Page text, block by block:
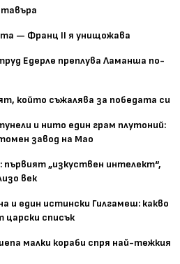
— Франц II я унищожава
Едерле преплува Ламанша по-
който съжалява за победата си
и нито един грам плутоний:
завод на Мао
„изкуствен интелект“,
век
и един истински Гилгамеш: какво
царски списък
малки кораби спря най-тежкия